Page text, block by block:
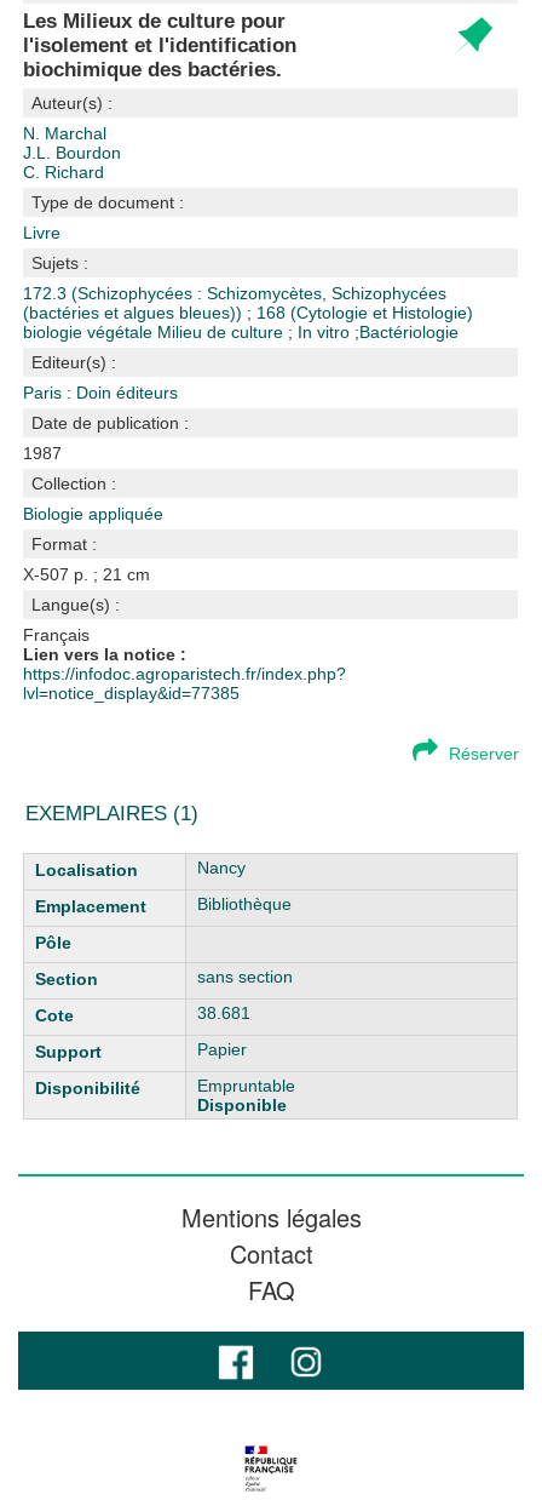
Les Milieux de culture pour
l'isolement et l'identification
biochimique des bactéries.
Auteur(s) :
N. Marchal
J.L. Bourdon
C. Richard
Type de document :
Livre
Sujets :
172.3 (Schizophycées : Schizomycètes, Schizophycées
(bactéries et algues bleues)) ; 168 (Cytologie et Histologie)
biologie végétale Milieu de culture ; In vitro ;Bactériologie
Editeur(s) :
Paris : Doin éditeurs
Date de publication :
1987
Collection :
Biologie appliquée
Format :
X-507 p. ; 21 cm
Langue(s) :
Français
Lien vers la notice :
https://infodoc.agroparistech.fr/index.php?
lvl=notice_display&id=77385
Réserver
EXEMPLAIRES (1)
Liste des exemplaires
Nancy
Bibliothèque
sans section
38.681
Papier
Empruntable
Disponible
Mentions légales
Contact
FAQ